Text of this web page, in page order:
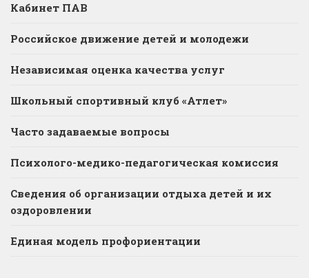
Кабинет ПАВ
Российское движение детей и молодежи
Независимая оценка качества услуг
Школьный спортивный клуб «Атлет»
Часто задаваемые вопросы
Психолого-медико-педагогическая комиссия
Сведения об организации отдыха детей и их
оздоровлении
Единая модель профориентации